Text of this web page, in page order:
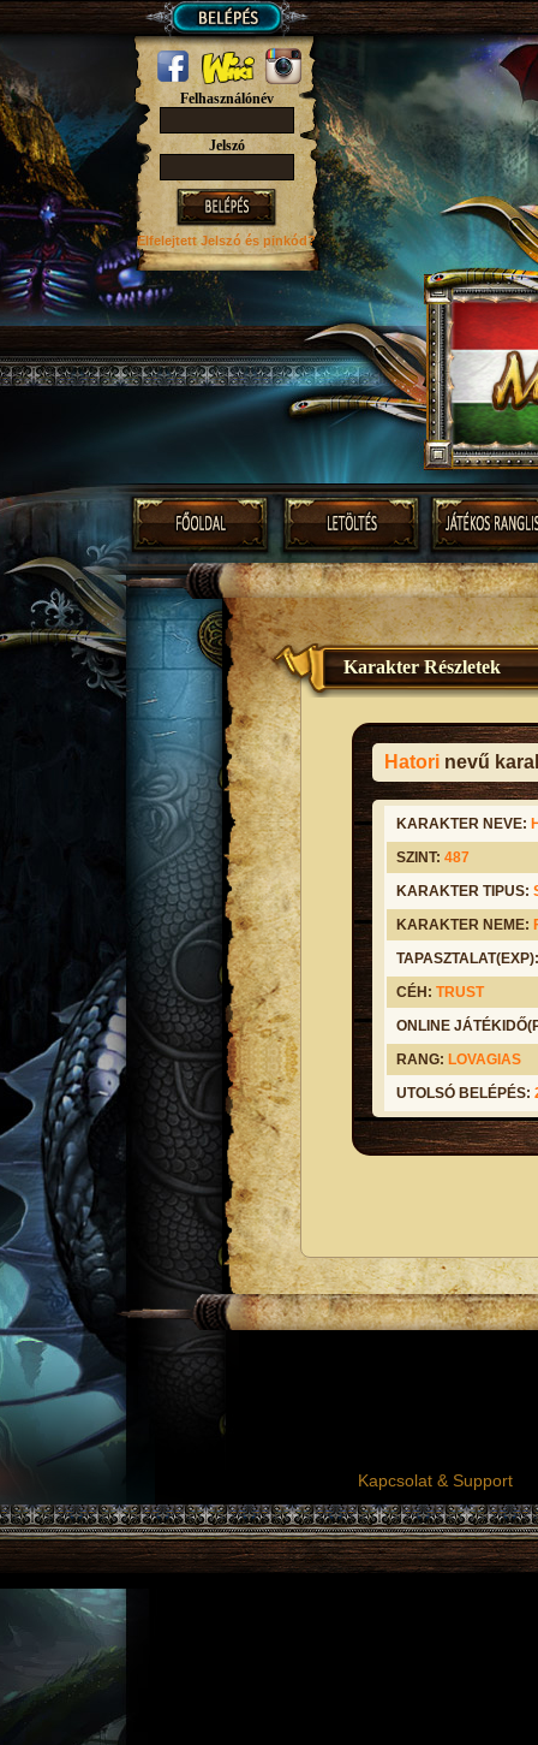
Felhasználónév
Jelszó
Elfelejtett Jelszó és pinkód?
Karakter Részletek
Hatori nevű
KARAKTER NEVE:
SZINT: 487
KARAKTER TIPUS:
KARAKTER NEME:
CÉH: TRUST
ONLINE
RANG: LOVAGIAS
UTOLSÓ BELÉPÉS:
Kapcsolat & Support